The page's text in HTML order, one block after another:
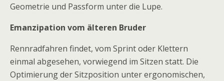
Geometrie und Passform unter die Lupe.
Emanzipation vom älteren Bruder
Rennradfahren findet, vom Sprint oder Klettern
einmal abgesehen, vorwiegend im Sitzen statt. Die
Optimierung der Sitzposition unter ergonomischen,